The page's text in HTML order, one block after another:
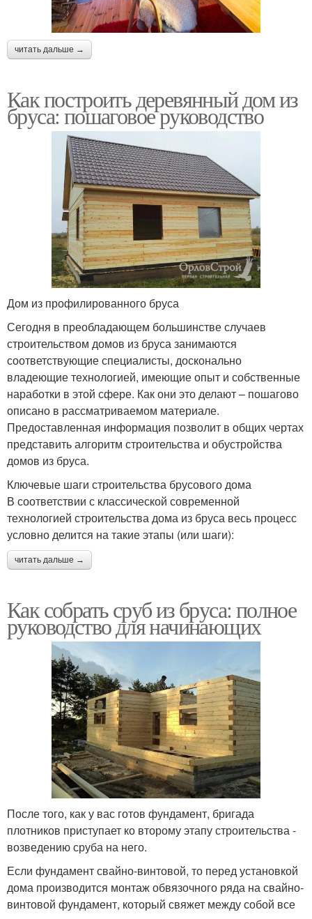
читать дальше →
Как построить деревянный дом из
бруса: пошаговое руководство
Дом из профилированного бруса
Сегодня в преобладающем большинстве случаев
строительством домов из бруса занимаются
соответствующие специалисты, досконально
владеющие технологией, имеющие опыт и собственные
наработки в этой сфере. Как они это делают – пошагово
описано в рассматриваемом материале.
Предоставленная информация позволит в общих чертах
представить алгоритм строительства и обустройства
домов из бруса.
Ключевые шаги строительства брусового дома
В соответствии с классической современной
технологией строительства дома из бруса весь процесс
условно делится на такие этапы (или шаги):
читать дальше →
Как собрать сруб из бруса: полное
руководство для начинающих
После того, как у вас готов фундамент, бригада
плотников приступает ко второму этапу строительства -
возведению сруба на него.
Если фундамент свайно-винтовой, то перед установкой
дома производится монтаж обвязочного ряда на свайно-
винтовой фундамент, который свяжет между собой все